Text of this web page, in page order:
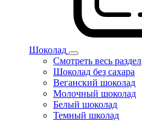
Шоколад
Смотреть весь раздел
Шоколад без сахара
Веганский шоколад
Молочный шоколад
Белый шоколад
Темный школад